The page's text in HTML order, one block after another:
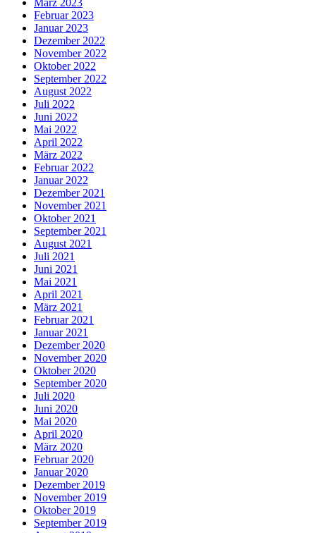
März 2023
Februar 2023
Januar 2023
Dezember 2022
November 2022
Oktober 2022
September 2022
August 2022
Juli 2022
Juni 2022
Mai 2022
April 2022
März 2022
Februar 2022
Januar 2022
Dezember 2021
November 2021
Oktober 2021
September 2021
August 2021
Juli 2021
Juni 2021
Mai 2021
April 2021
März 2021
Februar 2021
Januar 2021
Dezember 2020
November 2020
Oktober 2020
September 2020
Juli 2020
Juni 2020
Mai 2020
April 2020
März 2020
Februar 2020
Januar 2020
Dezember 2019
November 2019
Oktober 2019
September 2019